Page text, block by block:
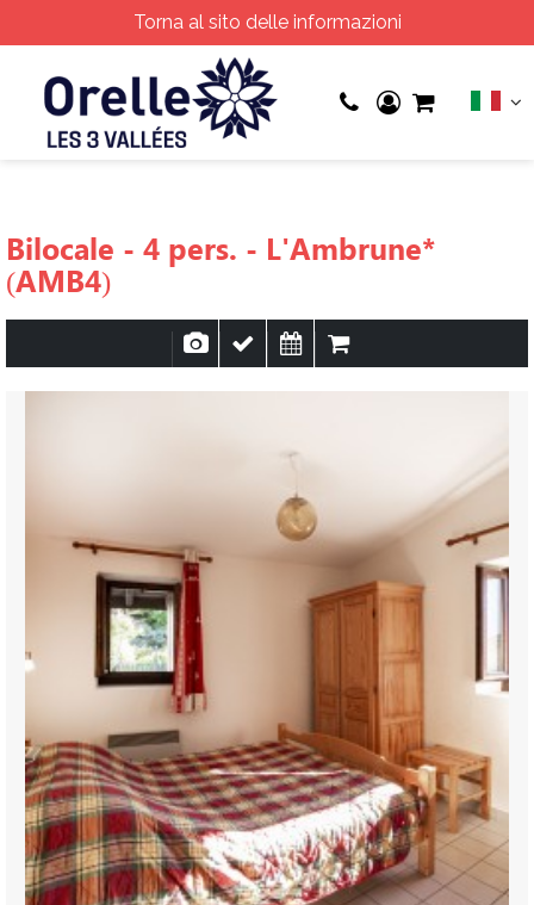
Torna al sito delle informazioni
Bilocale - 4 pers. - L'Ambrune*
(AMB4)